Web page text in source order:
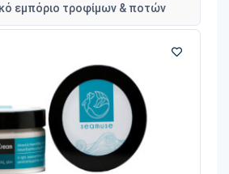
εμπόριο τροφίμων & ποτών